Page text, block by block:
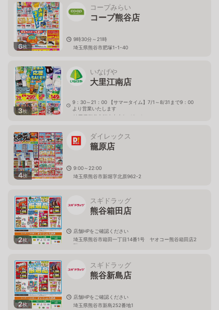
6枚
コープみらい
コープ熊谷店
9時30分～21時
埼玉県熊谷市肥塚1-1-40
3枚
いなげや
大里江南店
9：30～21：00 【サマータイム】7/1～8/31まで9：00
より営業いたします
埼玉県熊谷市江南中央2－19－1
4枚
ダイレックス
籠原店
9:00～22:00
埼玉県熊谷市新堀字北原962-2
2枚
スギドラッグ
熊谷箱田店
店舗HPをご確認ください
埼玉県熊谷市箱田一丁目14番1号 ヤオコー熊谷箱田店2
階
2枚
スギドラッグ
熊谷新島店
店舗HPをご確認ください
埼玉県熊谷市新島252番地1